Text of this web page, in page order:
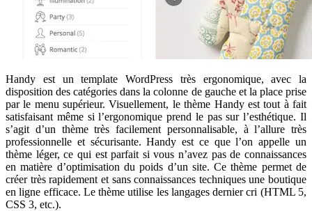
Handy est un template WordPress très ergonomique, avec la
disposition des catégories dans la colonne de gauche et la place prise
par le menu supérieur. Visuellement, le thème Handy est tout à fait
satisfaisant même si l’ergonomique prend le pas sur l’esthétique. Il
s’agit d’un thème très facilement personnalisable, à l’allure très
professionnelle et sécurisante. Handy est ce que l’on appelle un
thème léger, ce qui est parfait si vous n’avez pas de connaissances
en matière d’optimisation du poids d’un site. Ce thème permet de
créer très rapidement et sans connaissances techniques une boutique
en ligne efficace. Le thème utilise les langages dernier cri (HTML 5,
CSS 3, etc.).